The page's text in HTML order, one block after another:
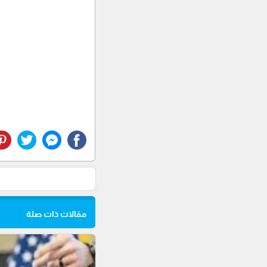
مقالات ذات صلة